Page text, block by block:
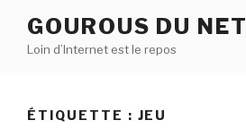
contenu
GOUROUS DU NET
Loin d’Internet est le repos
ÉTIQUETTE : JEU